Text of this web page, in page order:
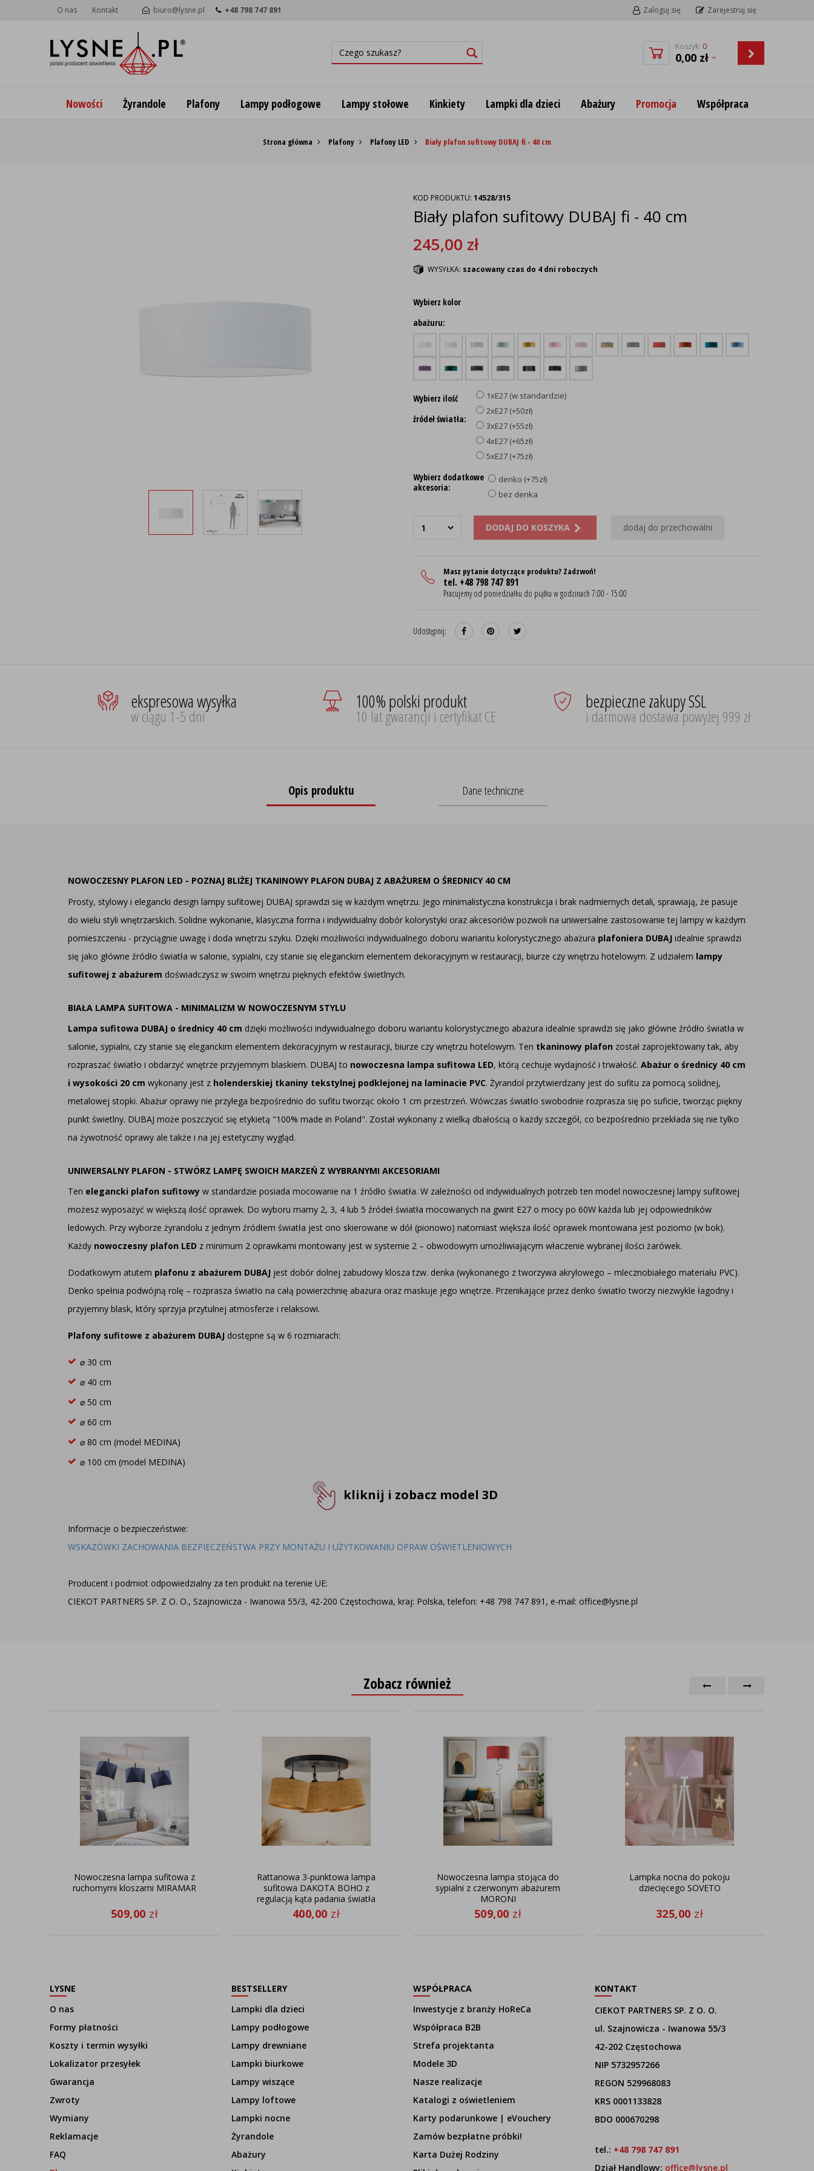
O nas Kontakt biuro@lysne.pl +48 798 747 891 Zaloguj się Zarejestruj się
Koszyk: 0
0,00 zł
Nowości Żyrandole Plafony Lampy podłogowe Lampy stołowe Kinkiety Lampki dla dzieci Abażury Promocja Współpraca
Strona główna Plafony Plafony LED Biały plafon sufitowy DUBAJ fi - 40 cm
KOD PRODUKTU: 14528/315
Biały plafon sufitowy DUBAJ fi - 40 cm
245,00 zł
WYSYŁKA: szacowany czas do 4 dni roboczych
Wybierz kolor
abażuru:
Wybierz ilość
źródeł światła:
1xE27 (w standardzie)
2xE27 (+50zł)
3xE27 (+55zł)
4xE27 (+65zł)
5xE27 (+75zł)
Wybierz dodatkowe
akcesoria:
denko (+75zł)
bez denka
DODAJ DO KOSZYKA dodaj do przechowalni
Masz pytanie dotyczące produktu? Zadzwoń!
tel. +48 798 747 891
Pracujemy od poniedziałku do piątku w godzinach 7:00 - 15:00
Udostępnij:
ekspresowa wysyłka
w ciągu 1-5 dni
100% polski produkt
10 lat gwarancji i certyfikat CE
bezpieczne zakupy SSL
i darmowa dostawa powyżej 999 zł
Opis produktu Dane techniczne
NOWOCZESNY PLAFON LED - POZNAJ BLIŻEJ TKANINOWY PLAFON DUBAJ Z ABAŻUREM O ŚREDNICY 40 CM
Prosty, stylowy i elegancki design lampy sufitowej DUBAJ sprawdzi się w każdym wnętrzu. Jego minimalistyczna konstrukcja i brak nadmiernych detali, sprawiają, że pasuje
do wielu styli wnętrzarskich. Solidne wykonanie, klasyczna forma i indywidualny dobór kolorystyki oraz akcesoriów pozwoli na uniwersalne zastosowanie tej lampy w każdym
pomieszczeniu - przyciągnie uwagę i doda wnętrzu szyku. Dzięki możliwości indywidualnego doboru wariantu kolorystycznego abażura plafoniera DUBAJ idealnie sprawdzi
się jako główne źródło światła w salonie, sypialni, czy stanie się eleganckim elementem dekoracyjnym w restauracji, biurze czy wnętrzu hotelowym. Z udziałem lampy
sufitowej z abażurem doświadczysz w swoim wnętrzu pięknych efektów świetlnych.
BIAŁA LAMPA SUFITOWA - MINIMALIZM W NOWOCZESNYM STYLU
Lampa sufitowa DUBAJ o średnicy 40 cm dzięki możliwości indywidualnego doboru wariantu kolorystycznego abażura idealnie sprawdzi się jako główne źródło światła w
salonie, sypialni, czy stanie się eleganckim elementem dekoracyjnym w restauracji, biurze czy wnętrzu hotelowym. Ten tkaninowy plafon został zaprojektowany tak, aby
rozpraszać światło i obdarzyć wnętrze przyjemnym blaskiem. DUBAJ to nowoczesna lampa sufitowa LED, którą cechuje wydajność i trwałość. Abażur o średnicy 40 cm
i wysokości 20 cm wykonany jest z holenderskiej tkaniny tekstylnej podklejonej na laminacie PVC. Żyrandol przytwierdzany jest do sufitu za pomocą solidnej,
metalowej stopki. Abażur oprawy nie przylega bezpośrednio do sufitu tworząc około 1 cm przestrzeń. Wówczas światło swobodnie rozprasza się po suficie, tworząc piękny
punkt świetlny. DUBAJ może poszczycić się etykietą "100% made in Poland". Został wykonany z wielką dbałością o każdy szczegół, co bezpośrednio przekłada się nie tylko
na żywotność oprawy ale także i na jej estetyczny wygląd.
UNIWERSALNY PLAFON - STWÓRZ LAMPĘ SWOICH MARZEŃ Z WYBRANYMI AKCESORIAMI
Ten elegancki plafon sufitowy w standardzie posiada mocowanie na 1 źródło światła. W zależności od indywidualnych potrzeb ten model nowoczesnej lampy sufitowej
możesz wyposażyć w większą ilość oprawek. Do wyboru mamy 2, 3, 4 lub 5 źródeł światła mocowanych na gwint E27 o mocy po 60W każda lub jej odpowiedników
ledowych. Przy wyborze żyrandolu z jednym źródłem światła jest ono skierowane w dół (pionowo) natomiast większa ilość oprawek montowana jest poziomo (w bok).
Każdy nowoczesny plafon LED z minimum 2 oprawkami montowany jest w systemie 2 – obwodowym umożliwiającym właczenie wybranej ilości żarówek.
Dodatkowym atutem plafonu z abażurem DUBAJ jest dobór dolnej zabudowy klosza tzw. denka (wykonanego z tworzywa akrylowego – mlecznobiałego materiału PVC).
Denko spełnia podwójną rolę – rozprasza światło na całą powierzchnię abażura oraz maskuje jego wnętrze. Przenikające przez denko światło tworzy niezwykle łagodny i
przyjemny blask, który sprzyja przytulnej atmosferze i relaksowi.
Plafony sufitowe z abażurem DUBAJ dostępne są w 6 rozmiarach:
⌀ 30 cm
⌀ 40 cm
⌀ 50 cm
⌀ 60 cm
⌀ 80 cm (model MEDINA)
⌀ 100 cm (model MEDINA)
kliknij i zobacz model 3D
Informacje o bezpieczeństwie:
WSKAZÓWKI ZACHOWANIA BEZPIECZEŃSTWA PRZY MONTAŻU I UŻYTKOWANIU OPRAW OŚWIETLENIOWYCH
Producent i podmiot odpowiedzialny za ten produkt na terenie UE:
CIEKOT PARTNERS SP. Z O. O., Szajnowicza - Iwanowa 55/3, 42-200 Częstochowa, kraj: Polska, telefon: +48 798 747 891, e-mail: office@lysne.pl
Zobacz również
Nowoczesna lampa sufitowa z
ruchomymi kloszami MIRAMAR
509,00 zł
Rattanowa 3-punktowa lampa
sufitowa DAKOTA BOHO z
regulacją kąta padania światła
400,00 zł
Nowoczesna lampa stojąca do
sypialni z czerwonym abażurem
MORONI
509,00 zł
Lampka nocna do pokoju
dziecięcego SOVETO
325,00 zł
LYSNE
O nas
Formy płatności
Koszty i termin wysyłki
Lokalizator przesyłek
Gwarancja
Zwroty
Wymiany
Reklamacje
FAQ
BESTSELLERY
Lampki dla dzieci
Lampy podłogowe
Lampy drewniane
Lampki biurkowe
Lampy wiszące
Lampy loftowe
Lampki nocne
Żyrandole
Abażury
WSPÓŁPRACA
Inwestycje z branży HoReCa
Współpraca B2B
Strefa projektanta
Modele 3D
Nasze realizacje
Katalogi z oświetleniem
Karty podarunkowe | eVouchery
Zamów bezpłatne próbki!
Karta Dużej Rodziny
KONTAKT
CIEKOT PARTNERS SP. Z O. O.
ul. Szajnowicza - Iwanowa 55/3
42-202 Częstochowa
NIP 5732957266
REGON 529968083
KRS 0001133828
BDO 000670298
tel.: +48 798 747 891
Dział Handlowy: office@lysne.pl